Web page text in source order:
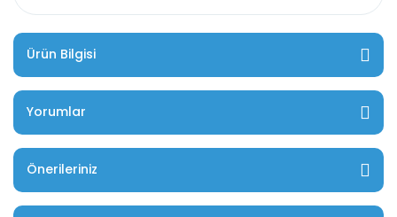
Ürün Bilgisi
Yorumlar
Önerileriniz